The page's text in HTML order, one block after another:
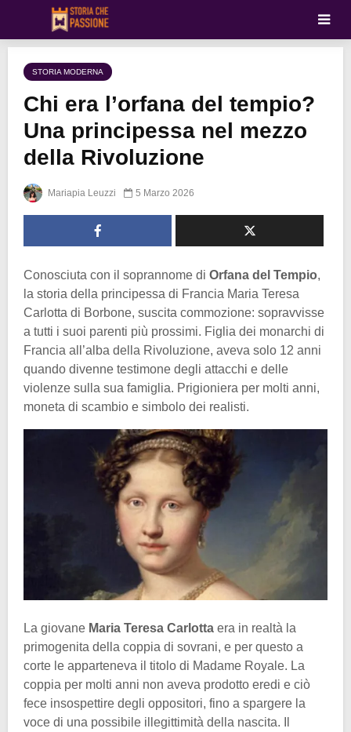
STORIA MODERNA
Chi era l’orfana del tempio?
Una principessa nel mezzo
della Rivoluzione
Mariapia Leuzzi 5 Marzo 2026
Conosciuta con il soprannome di Orfana del Tempio,
la storia della principessa di Francia Maria Teresa
Carlotta di Borbone, suscita commozione: sopravvisse
a tutti i suoi parenti più prossimi. Figlia dei monarchi di
Francia all’alba della Rivoluzione, aveva solo 12 anni
quando divenne testimone degli attacchi e delle
violenze sulla sua famiglia. Prigioniera per molti anni,
moneta di scambio e simbolo dei realisti.
La giovane Maria Teresa Carlotta era in realtà la
primogenita della coppia di sovrani, e per questo a
corte le apparteneva il titolo di Madame Royale. La
coppia per molti anni non aveva prodotto eredi e ciò
fece insospettire degli oppositori, fino a spargere la
voce di una possibile illegittimità della nascita. Il